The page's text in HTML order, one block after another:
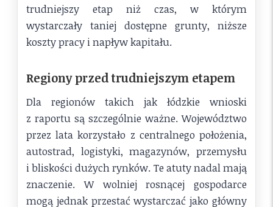
trudniejszy etap niż czas, w którym
wystarczały taniej dostępne grunty, niższe
koszty pracy i napływ kapitału.
Regiony przed trudniejszym etapem
Dla regionów takich jak łódzkie wnioski
z raportu są szczególnie ważne. Województwo
przez lata korzystało z centralnego położenia,
autostrad, logistyki, magazynów, przemysłu
i bliskości dużych rynków. Te atuty nadal mają
znaczenie. W wolniej rosnącej gospodarce
mogą jednak przestać wystarczać jako główny